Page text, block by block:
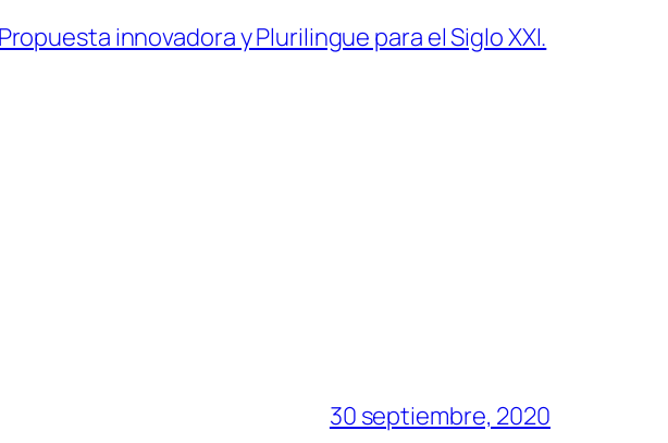
innovadora y Plurilingue para el Siglo XXI.
30 septiembre, 2020